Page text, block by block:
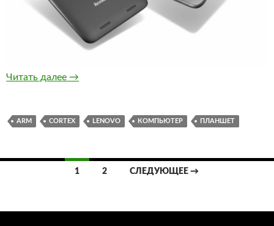
Читать далее Lenovo планирует потеснить конкурентов
→
ARM CORTEX LENOVO КОМПЬЮТЕР ПЛАНШЕТ
Навигация
записям
1 2 СЛЕДУЮЩЕЕ →